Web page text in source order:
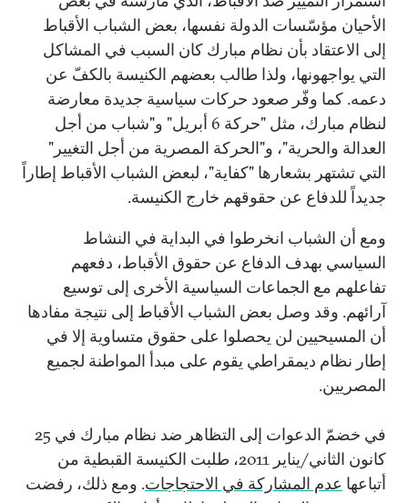
الأحيان مؤسّسات الدولة نفسها، بعض الشباب الأقباط
إلى الاعتقاد بأن نظام مبارك كان السبب في المشاكل
التي يواجهونها، ولذا طالب بعضهم الكنيسة بالكفّ عن
دعمه. كما وفّر صعود حركات سياسية جديدة معارضة
لنظام مبارك، مثل "حركة 6 أبريل" و"شباب من أجل
العدالة والحرية"، و"الحركة المصرية من أجل التغيير"
التي تشتهر بشعارها "كفاية"، لبعض الشباب الأقباط إطاراً
جديداً للدفاع عن حقوقهم خارج الكنيسة.
ومع أن الشباب انخرطوا في البداية في النشاط
السياسي بهدف الدفاع عن حقوق الأقباط، دفعهم
تفاعلهم مع الجماعات السياسية الأخرى إلى توسيع
آرائهم. وقد وصل بعض الشباب الأقباط إلى نتيجة مفادها
أن المسيحيين لن يحصلوا على حقوق متساوية إلا في
إطار نظام ديمقراطي يقوم على مبدأ المواطنة لجميع
المصريين.
في خضمّ الدعوات إلى التظاهر ضد نظام مبارك في 25
كانون الثاني/يناير 2011، طلبت الكنيسة القبطية من
أتباعها عدم المشاركة في الاحتجاجات. ومع ذلك، رفضت